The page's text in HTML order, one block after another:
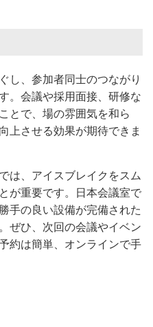
し、参加者同士のつながり
。会議や採用面接、研修な
とで、場の雰囲気を和ら
上させる効果が期待できま
は、アイスブレイクをスム
が重要です。日本会議室で
手の良い設備が完備された
ぜひ、次回の会議やイベン
約は簡単、オンラインで手